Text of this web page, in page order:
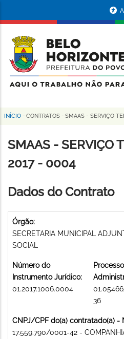
conteúdo
principal
da
Prefeitura
de
Horizonte
Trilha
de
navegação
INÍCIO - CONTRATOS - SMAAS - SERVIÇO
SMAAS - SERVIÇO
2017 - 0004
Dados do Contrato
Órgão:
SECRETARIA MUNICIPAL
SOCIAL
Número do
Instrumento Jurídico:
01.2017.1006.0004
Processo
36
CNPJ/CPF do(a) contratado(a) -
17.559.790/0001-42 -